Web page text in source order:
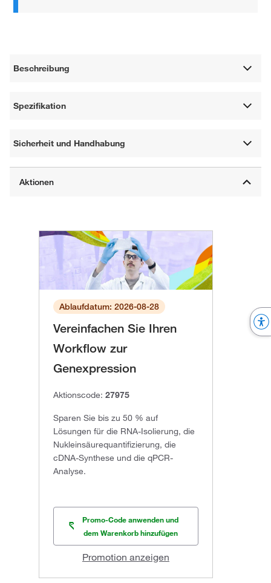
Beschreibung
Spezifikation
Sicherheit und Handhabung
Ablaufdatum: 2026-08-28
Vereinfachen Sie Ihren
Workflow zur
Genexpression
Aktionscode: 27975
Sparen Sie bis zu 50 % auf
Lösungen für die RNA-Isolierung, die
Nukleinsäurequantifizierung, die
cDNA-Synthese und die qPCR-
Analyse.
Promo-Code anwenden und
dem Warenkorb hinzufügen
Promotion anzeigen